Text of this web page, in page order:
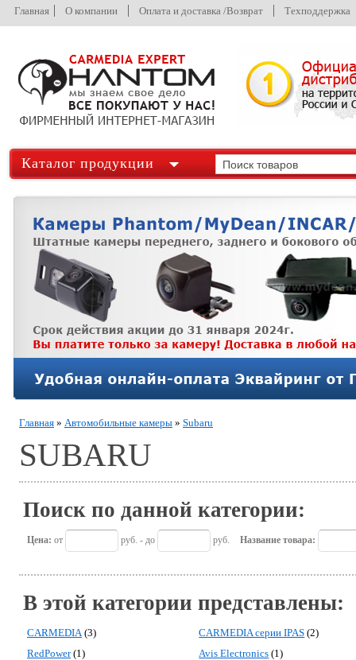
Главная О компании Оплата и доставка /Возврат Техподдержка
Каталог продукции
Главная » Автомобильные камеры » Subaru
SUBARU
Поиск по данной категории:
Цена: от руб. - до руб. Название товара:
В этой категории представлены:
CARMEDIA(3) CARMEDIA серии IPAS (2)
RedPower(1) Avis Electronics (1)